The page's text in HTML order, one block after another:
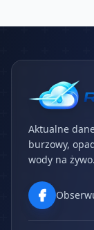
Aktualne
burzowy,
wody na żywo.